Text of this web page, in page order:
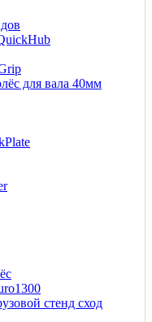
для вала 40мм
стенд сход